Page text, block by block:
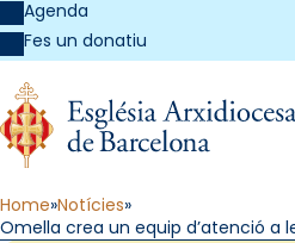
Agenda
Fes un donatiu
Home Notícies
Omella crea un equip d’atenció a